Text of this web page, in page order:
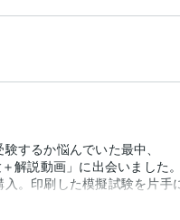
するか悩んでいた最中、
解説動画」に出会いました。
。印刷した模擬試験を片手